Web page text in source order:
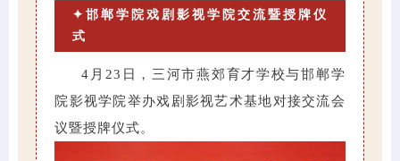
✦邯郸学院戏剧影视学院交流暨授牌仪
式
4月23日，三河市燕郊育才学校与邯郸学
院影视学院举办戏剧影视艺术基地对接交流会
议暨授牌仪式。